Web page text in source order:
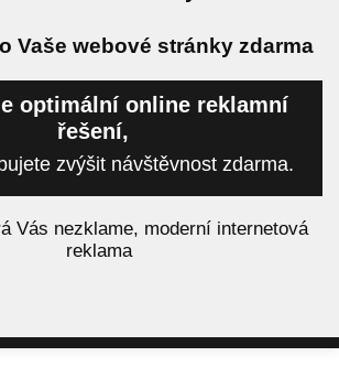
Vaše webové stránky zdarma
optimální online reklamní
řešení,
zvýšit návštěvnost zdarma.
Vás nezklame, moderní internetová
reklama